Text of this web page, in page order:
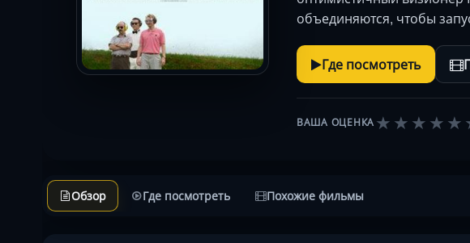
объединяются, чтобы
Где посмотреть
ВАША ОЦЕНКА ★★★★★
Обзор Где посмотреть Похожие фильмы